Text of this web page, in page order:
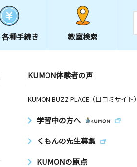
各種手続き 教室検索
KUMON体験者の声
KUMON BUZZ PLACE（口コミサイト）
学習中の方へ
くもんの先生募集
KUMONの原点